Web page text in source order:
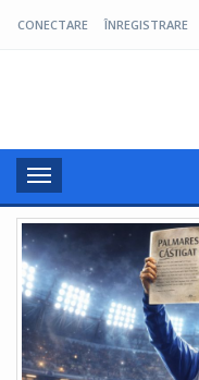
CONECTARE ÎNREGISTRARE
Toggle
navigation